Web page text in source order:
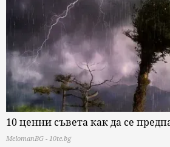
10 ценни съвета как да се
MelomanBG - 10te.bg